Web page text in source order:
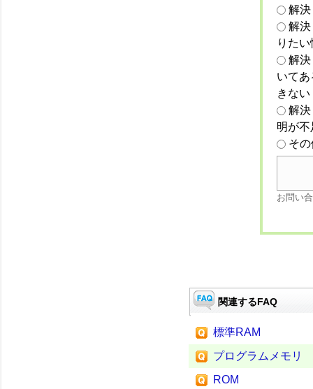
解
解
りた
解
いて
きない
解
明が
そ
お問い
関連するFAQ
標準RAM
プログラムメモリ
ROM